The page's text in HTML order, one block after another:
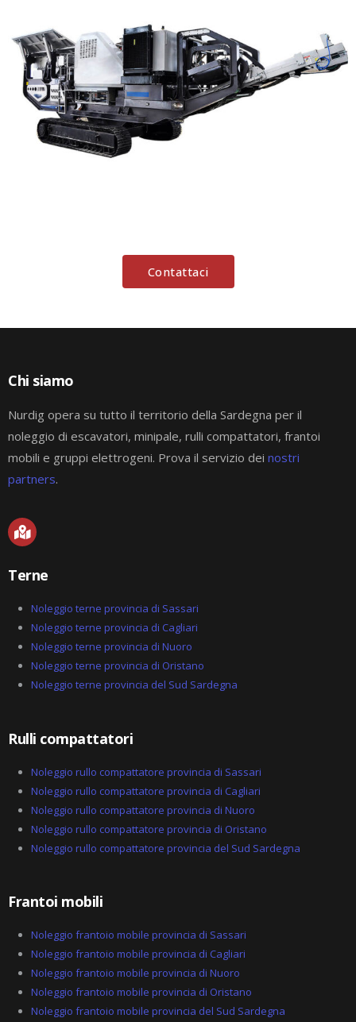
Contattaci
Chi siamo
Nurdig opera su tutto il territorio della Sardegna per il
noleggio di escavatori, minipale, rulli compattatori, frantoi
mobili e gruppi elettrogeni. Prova il servizio dei nostri
partners.
M
a
p
m
r
k
d
-
a
Terne
Noleggio terne provincia di Sassari
Noleggio terne provincia di Cagliari
Noleggio terne provincia di Nuoro
Noleggio terne provincia di Oristano
Noleggio terne provincia del Sud Sardegna
Rulli compattatori
Noleggio rullo compattatore provincia di Sassari
Noleggio rullo compattatore provincia di Cagliari
Noleggio rullo compattatore provincia di Nuoro
Noleggio rullo compattatore provincia di Oristano
Noleggio rullo compattatore provincia del Sud Sardegna
Frantoi mobili
Noleggio frantoio mobile provincia di Sassari
Noleggio frantoio mobile provincia di Cagliari
Noleggio frantoio mobile provincia di Nuoro
Noleggio frantoio mobile provincia di Oristano
Noleggio frantoio mobile provincia del Sud Sardegna